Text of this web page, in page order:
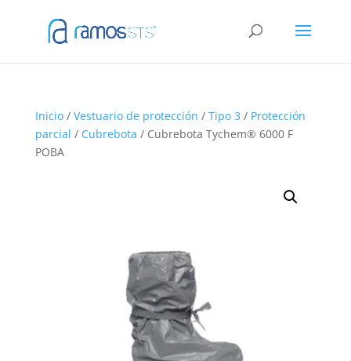
Inicio/ Vestuario de protección / Tipo 3 / Protección
parcial / Cubrebota / Cubrebota Tychem® 6000 F
POBA